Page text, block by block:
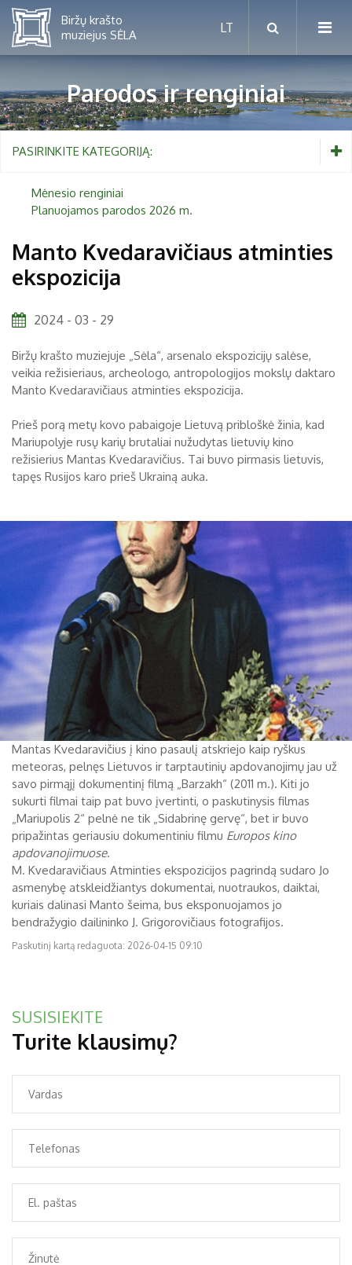
Mėnesio renginiai
Vaikams nuo 5 iki 10 metų
Paaugliams nuo 11 iki 18 metų
Proistorė
Etnografija
Biržų tvirtovės arsenalas
Biržai XIX a.
Biržai XX a.
Pr An Tr Ke Pe Še
3
4 5 6 7 8
9
10
11 12 14
17
18 19 20 21 22
23
24
25 26 27 28 29
30
31
Parodos ir renginiai
PASIRINKITE KATEGORIJĄ:
Mėnesio renginiai
Planuojamos parodos 2026 m.
Manto Kvedaravičiaus atminties
ekspozicija
2024 - 03 - 29
Biržų krašto muziejuje „Sėla“, arsenalo ekspozicijų salėse,
veikia režisieriaus, archeologo, antropologijos mokslų daktaro
Manto Kvedaravičiaus atminties ekspozicija.
Prieš porą metų kovo pabaigoje Lietuvą pribloškė žinia, kad
Mariupolyje rusų karių brutaliai nužudytas lietuvių kino
režisierius Mantas Kvedaravičius. Tai buvo pirmasis lietuvis,
tapęs Rusijos karo prieš Ukrainą auka.
Mantas Kvedaravičius į kino pasaulį atskriejo kaip ryškus
meteoras, pelnęs Lietuvos ir tarptautinių apdovanojimų jau už
savo pirmąjį dokumentinį filmą „Barzakh“ (2011 m.). Kiti jo
sukurti filmai taip pat buvo įvertinti, o paskutinysis filmas
„Mariupolis 2“ pelnė ne tik „Sidabrinę gervę“, bet ir buvo
pripažintas geriausiu dokumentiniu filmu Europos kino
apdovanojimuose.
M. Kvedaravičiaus Atminties ekspozicijos pagrindą sudaro Jo
asmenybę atskleidžiantys dokumentai, nuotraukos, daiktai,
kuriais dalinasi Manto šeima, bus eksponuojamos jo
bendražygio dailininko J. Grigorovičiaus fotografijos.
Paskutinį kartą redaguota: 2026-04-15 09:10
SUSISIEKITE
Turite klausimų?